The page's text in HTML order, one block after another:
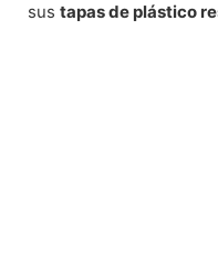
sus tapas de plástico